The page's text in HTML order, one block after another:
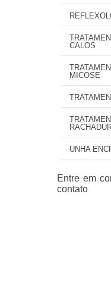
CALOS
MICOSE
UNHA